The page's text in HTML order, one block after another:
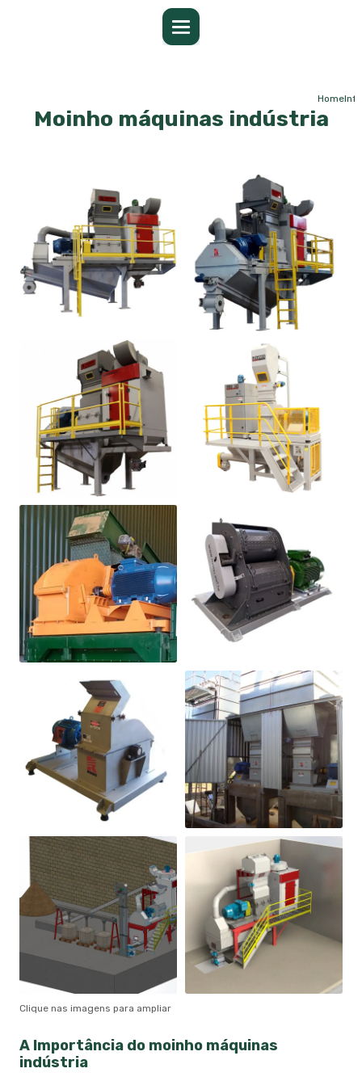
Home
Moinho máquinas indústria
Clique nas imagens para ampliar
A Importância do moinho máquinas
indústria